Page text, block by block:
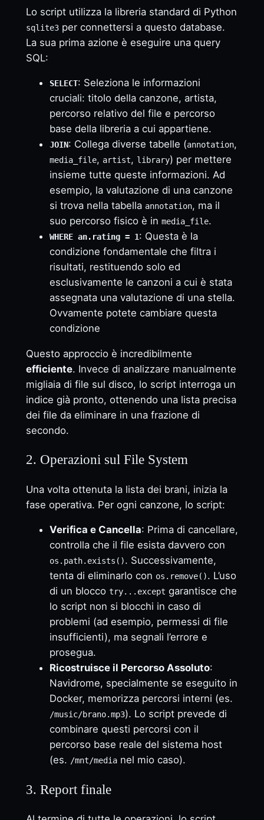
Lo script utilizza la libreria standard di Python
sqlite3per connettersi a questo database.
La sua prima azione è eseguire una query
SQL:
SELECT: Seleziona le informazioni
cruciali: titolo della canzone, artista,
percorso relativo del file e percorso
base della libreria a cui appartiene.
JOIN: Collega diverse tabelle (annotation,
media_file, artist, library) per mettere
insieme tutte queste informazioni. Ad
esempio, la valutazione di una canzone
si trova nella tabella annotation, ma il
suo percorso fisico è in media_file.
WHERE an.rating = 1: Questa è la
condizione fondamentale che filtra i
risultati, restituendo solo ed
esclusivamente le canzoni a cui è stata
assegnata una valutazione di una stella.
Ovvamente potete cambiare questa
condizione
Questo approccio è incredibilmente
efficiente. Invece di analizzare manualmente
migliaia di file sul disco, lo script interroga un
indice già pronto, ottenendo una lista precisa
dei file da eliminare in una frazione di
secondo.
2. Operazioni sul File System
Una volta ottenuta la lista dei brani, inizia la
fase operativa. Per ogni canzone, lo script:
Verifica e Cancella: Prima di cancellare,
controlla che il file esista davvero con
os.path.exists(). Successivamente,
tenta di eliminarlo con os.remove(). L’uso
di un blocco try...except garantisce che
lo script non si blocchi in caso di
problemi (ad esempio, permessi di file
insufficienti), ma segnali l’errore e
prosegua.
Ricostruisce il Percorso Assoluto:
Navidrome, specialmente se eseguito in
Docker, memorizza percorsi interni (es.
/music/brano.mp3). Lo script prevede di
combinare questi percorsi con il
percorso base reale del sistema host
(es. /mnt/medianel mio caso).
3. Report finale